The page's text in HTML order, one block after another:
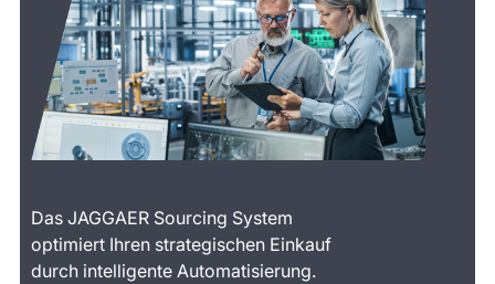
Das JAGGAER Sourcing System
optimiert Ihren strategischen Einkauf
durch intelligente Automatisierung.